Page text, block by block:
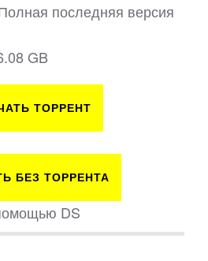
последняя версия
GB
ТОРРЕНТ
БЕЗ ТОРРЕНТА
DS